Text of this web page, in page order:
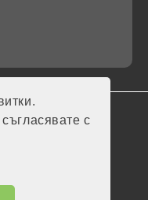
с
с GDPR.